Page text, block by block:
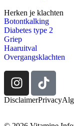
Herken je klachten
Botontkalking
Diabetes type 2
Griep
Haaruitval
Overgangsklachten
DisclaimerPrivacy